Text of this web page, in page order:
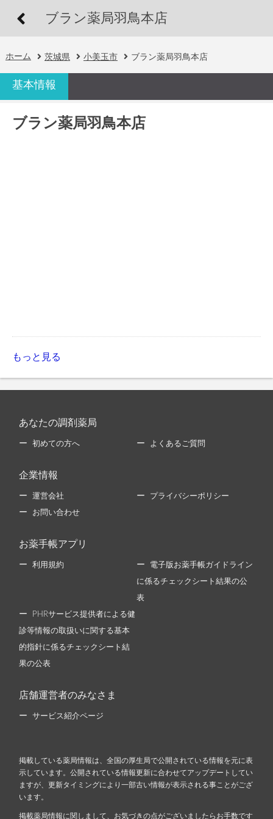
ブラン薬局羽鳥本店
ホーム 茨城県 小美玉市 ブラン薬局羽鳥本店
基本情報
ブラン薬局羽鳥本店
もっと見る
あなたの調剤薬局
初めての方へ よくあるご質問
企業情報
運営会社 プライバシーポリシー
お問い合わせ
お薬手帳アプリ
利用規約 電子版お薬手帳ガイドライン
に係るチェックシート結果の公
表
PHRサービス提供者による健
診等情報の取扱いに関する基本
的指針に係るチェックシート結
果の公表
店舗運営者のみなさま
サービス紹介ページ
掲載している薬局情報は、全国の厚生局で公開されている情報を元に表
示しています。公開されている情報更新に合わせてアップデートしてい
ますが、更新タイミングにより一部古い情報が表示される事ことがござ
います。
掲載薬局情報に関しまして、お気づきの点がございましたらお手数です